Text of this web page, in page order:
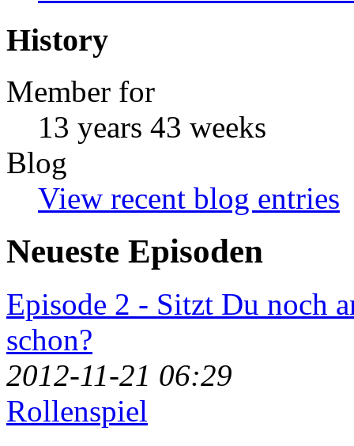
History
Member for
13 years 43 weeks
Blog
View recent blog entries
Neueste Episoden
Episode 2 - Sitzt Du noch
schon?
2012-11-21 06:29
Rollenspiel